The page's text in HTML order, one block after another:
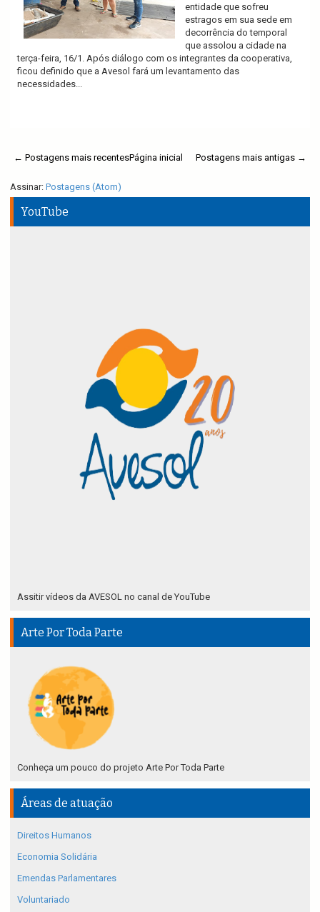
entidade que sofreu
estragos em sua sede em
decorrência do temporal
que assolou a cidade na
terça-feira, 16/1. Após diálogo com os integrantes da cooperativa,
ficou definido que a Avesol fará um levantamento das
necessidades...
← Postagens mais recentes Postagens mais antigas →
Página inicial
Assinar: Postagens (Atom)
YouTube
Assitir vídeos da AVESOL no canal de YouTube
Arte Por Toda Parte
Conheça um pouco do projeto Arte Por Toda Parte
Áreas de atuação
Direitos Humanos
Economia Solidária
Emendas Parlamentares
Voluntariado